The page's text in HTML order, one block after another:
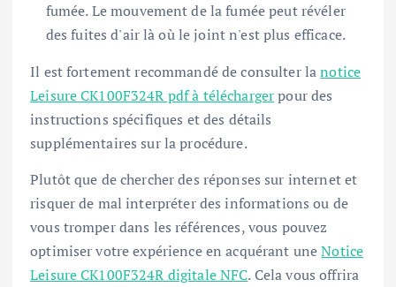
fumée. Le mouvement de la fumée peut révéler
des fuites d'air là où le joint n'est plus efficace.
Il est fortement recommandé de consulter lanotice
Leisure CK100F324R pdf à téléchargerpour des
instructions spécifiques et des détails
supplémentaires sur la procédure.
Plutôt que de chercher des réponses sur internet et
risquer de mal interpréter des informations ou de
vous tromper dans les références, vous pouvez
optimiser votre expérience en acquérant uneNotice
Leisure CK100F324R digitale NFC. Cela vous offrira